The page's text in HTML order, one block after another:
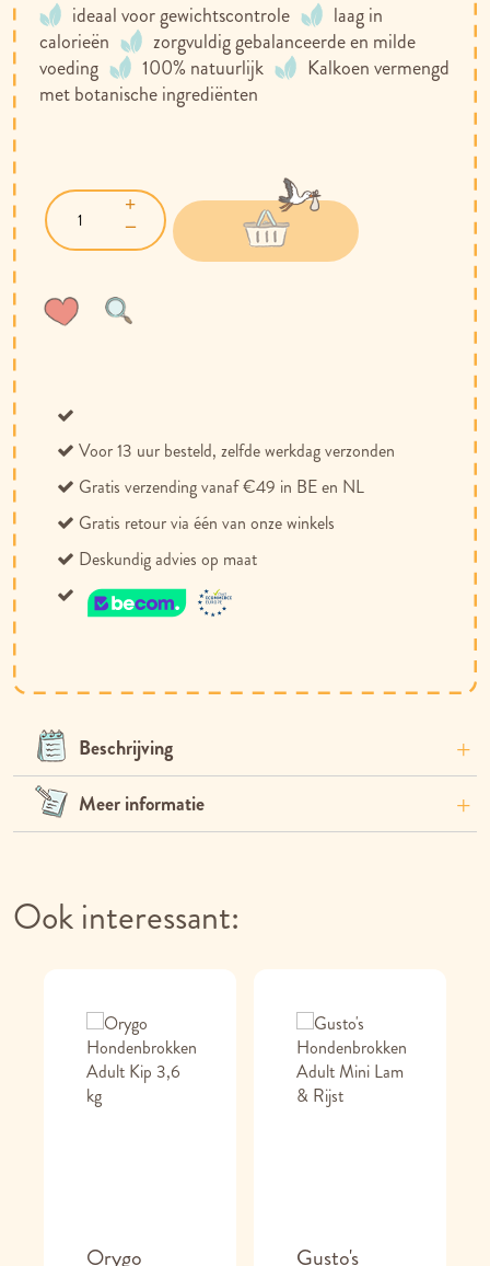
ideaal voor gewichtscontrole
laag in
calorieën
zorgvuldig gebalanceerde en milde
voeding
100% natuurlijk
Kalkoen vermengd
met botanische ingrediënten
Voor 13 uur besteld, zelfde werkdag verzonden
Gratis verzending vanaf €49 in BE en NL
Gratis retour via één van onze winkels
Deskundig advies op maat
Beschrijving
Meer informatie
Ook interessant:
Orygo Gusto's